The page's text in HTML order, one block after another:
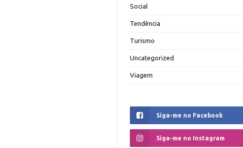
Social
Tendência
Turismo
Uncategorized
Viagem
Siga-me no Facebook
Siga-me no Instagram